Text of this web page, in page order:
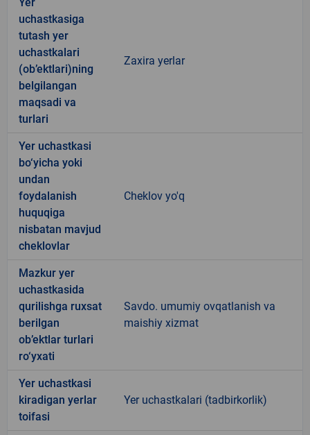
uchastkasiga
tutash yer
uchastkalari
(ob’ektlari)ning
belgilangan
maqsadi va
turlari
Zaxira yerlar
Yer uchastkasi
bo‘yicha yoki
undan
foydalanish
huquqiga
nisbatan mavjud
cheklovlar
Cheklov yo'q
Mazkur yer
uchastkasida
qurilishga ruxsat
berilgan
ob’ektlar turlari
ro‘yxati
Savdo. umumiy ovqatlanish va
maishiy xizmat
Yer uchastkasi
kiradigan yerlar
toifasi
Yer uchastkalari (tadbirkorlik)